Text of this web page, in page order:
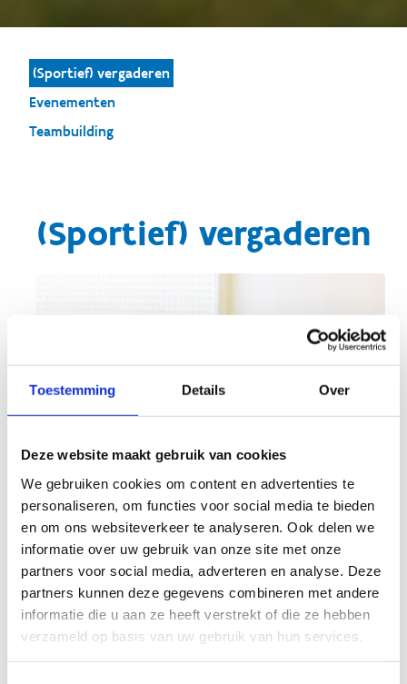
Toestemming Details Over
Deze website maakt gebruik van cookies
We gebruiken cookies om content en advertenties te
personaliseren, om functies voor social media te bieden
en om ons websiteverkeer te analyseren. Ook delen we
informatie over uw gebruik van onze site met onze
partners voor social media, adverteren en analyse. Deze
partners kunnen deze gegevens combineren met andere
informatie die u aan ze heeft verstrekt of die ze hebben
verzameld op basis van uw gebruik van hun services.
(Sportief) vergaderen
Evenementen
Teambuilding
(Sportief) vergaderen
Ons domein ademt sport. Je kan er makkelijk
meer dan20 verschillende sporten uitoefenen
middenin de natuur. Dat maakt van Sport
Vlaanderen Herentals een unieke locatie voor